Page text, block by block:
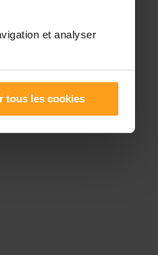
et analyser
tous les cookies